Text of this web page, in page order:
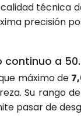
técnica
precisión
continuo a
máximo de
Su rango
pasar de